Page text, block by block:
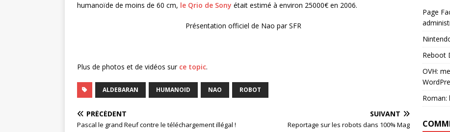
humanoïde de moins de 60 cm, le Qrio de Sony était estimé à environ 25000€ en 2006.
Présentation officiel de Nao par SFR
Plus de photos et de vidéos sur ce topic.
ALDEBARAN HUMANOID NAO ROBOT
PRÉCÉDENT
Pascal le grand Reuf contre le téléchargement illégal !
SUIVANT
Reportage sur les robots dans 100% Mag
Page
Reboot
OVH:
Roman: